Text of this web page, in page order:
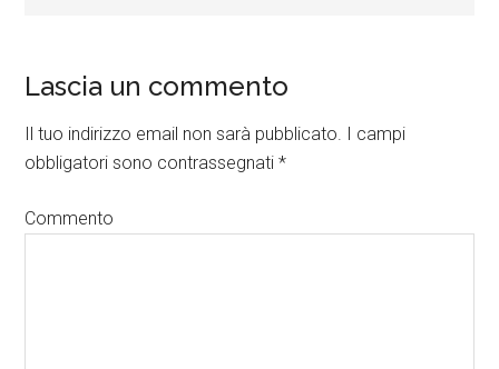
Lascia un commento
Il tuo indirizzo email non sarà pubblicato. I campi
obbligatori sono contrassegnati*
Commento